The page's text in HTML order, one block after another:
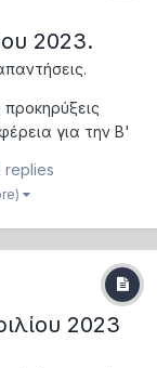
2023.
για την Β'
SV. Ο καιρός
θα
replies
2023